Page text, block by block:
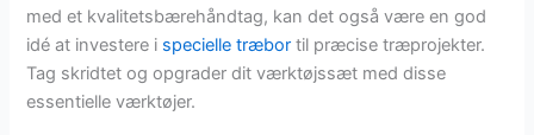
med et kvalitetsbærehåndtag, kan det også være en god
idé at investere i specielle træbor til præcise træprojekter.
Tag skridtet og opgrader dit værktøjssæt med disse
essentielle værktøjer.